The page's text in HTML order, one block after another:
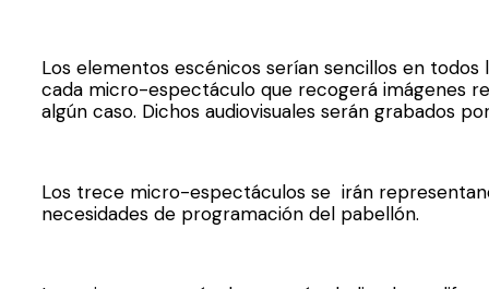
Los elementos escénicos serían sencillos en
cada micro-espectáculo que recogerá imágenes
algún caso. Dichos audiovisuales serán grabados
Los trece micro-espectáculos se irán
necesidades de programación del pabellón.